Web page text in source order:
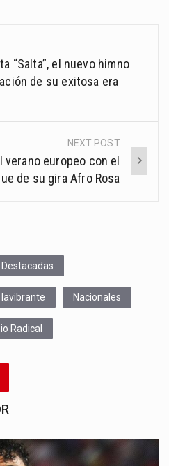
“Salta”, el nuevo himno
de su exitosa era
NEXT POST
europeo con el
de su gira Afro Rosa
Destacadas
lavibrante Nacionales
Radical